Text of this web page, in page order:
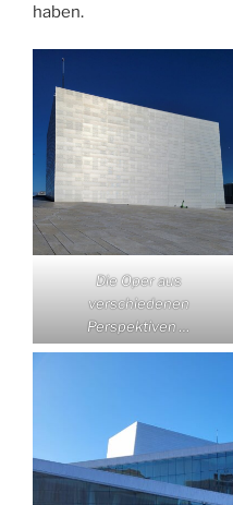
haben.
Die Oper aus
verschiedenen
Perspektiven …